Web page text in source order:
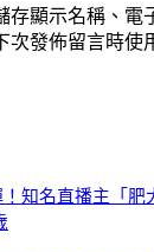
存顯示名稱、電
次發佈留言時使
知名直播主「肥